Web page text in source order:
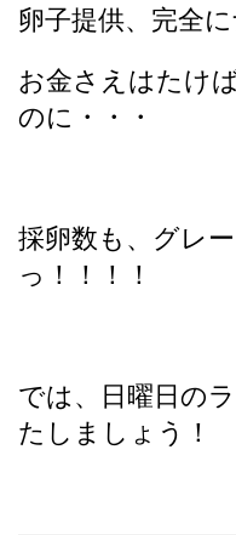
卵子提供、完全
お金さえはたけ
のに・・・
採卵数も、グレ
っ！！！！
では、日曜日の
たしましょう！